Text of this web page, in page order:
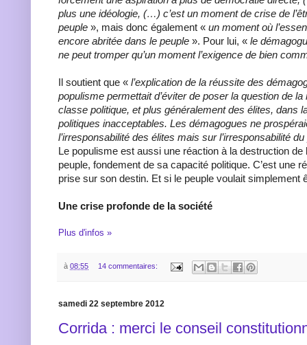
plus une idéologie, (…) c’est un moment de crise de
peuple », mais donc également « un moment où
encore abritée dans le peuple ». Pour lui, « le
ne peut tromper qu’un moment l’exigence de bien
Il soutient que « l’explication de la réussite des
populisme permettait d’éviter de poser la question de
classe politique, et plus généralement des élites, dans
politiques inacceptables. Les démagogues ne
l’irresponsabilité des élites mais sur l’irresponsabilité
Le populisme est aussi une réaction à la destruction de
peuple, fondement de sa capacité politique. C’est une
prise sur son destin. Et si le peuple voulait simplement
Une crise profonde de la société
Plus d'infos »
à 08:55 14 commentaires:
samedi 22 septembre 2012
Corrida : merci le conseil